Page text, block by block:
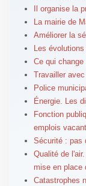
Il organise la
La mairie de
Améliorer la
Les
Ce qui
Travailler
Police
Énergie. Les
Fonction
emplois
Sécurité : pas
Qualité de
mise en place
Catastrophes